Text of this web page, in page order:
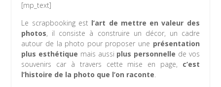
[mp_text]
Le scrapbooking est l’art de mettre en valeur des
photos, il consiste à construire un décor, un cadre
autour de la photo pour proposer une présentation
plus esthétique mais aussi plus personnelle de vos
souvenirs car à travers cette mise en page, c’est
l’histoire de la photo que l’on raconte.